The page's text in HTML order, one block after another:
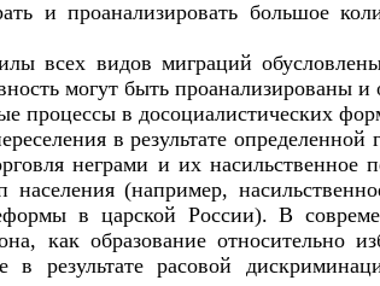
и проанализировать большое
всех видов миграций
могут быть проанализированы и
процессы в досоциалистических
в результате
неграми и их
населения (например,
в царской России). В
как образование
в результате расовой